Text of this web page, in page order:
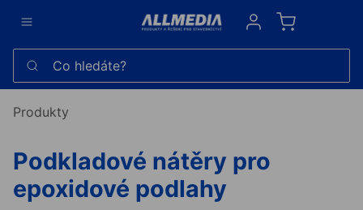
Sign in
Co hledáte?
Produkty
Podkladové nátěry pro
epoxidové podlahy